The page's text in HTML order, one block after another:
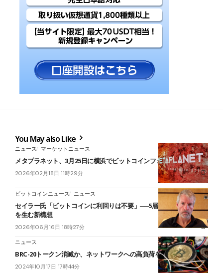
You May also Like
ニュース マーケットニュース
メタプラネット、3月25日に横浜でビットコインフォーラム開催
2026年02月18日 11時29分
ビットコインニュース ニュース
セイラー氏「ビットコインに利回りは不要」──5層構造で年6〜8%
を生む新構想
2026年06月16日 18時27分
ニュース
BRC-20トークン消滅か、ネットワークへの高負荷を理由に議論
2024年10月17日 17時44分